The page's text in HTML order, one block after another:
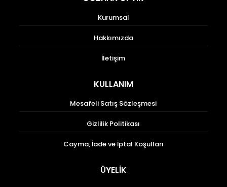
Kurumsal
Hakkımızda
İletişim
KULLANIM
Mesafeli Satış Sözleşmesi
Gizlilik Politikası
Cayma, İade ve İptal Koşulları
ÜYELİK